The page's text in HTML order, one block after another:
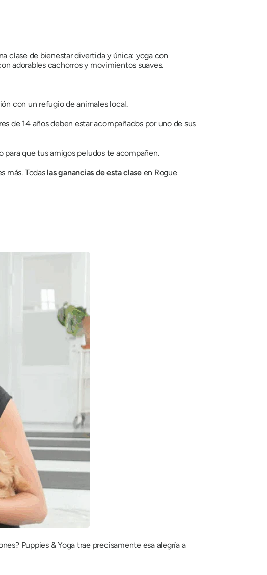
clase de bienestar divertida y única: yoga con
adorables cachorros y movimientos suaves.
con un refugio de animales local.
de 14 años deben estar acompañados por uno de sus
para que tus amigos peludos te acompañen.
más. Todas las ganancias de esta claseen Rogue
Puppies & Yoga trae precisamente esa alegría a